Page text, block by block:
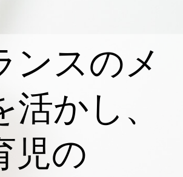
ンスのメ
かし、
児の